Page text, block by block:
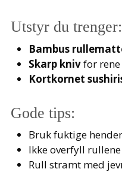
Utstyr du trenger:
Bambus
Skarp knivfor
Kortkornet
Gode tips:
Bruk fuktige
Ikke overfyll
Rull stramt med